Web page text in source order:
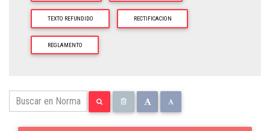
TEXTO REFUNDIDO RECTIFICACION
REGLAMENTO